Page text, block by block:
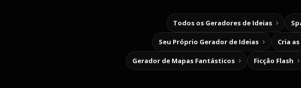
Todos os Geradores de Ideias
Seu Próprio Gerador de Ideias
Gerador de Mapas Fantásticos Ficção Flash